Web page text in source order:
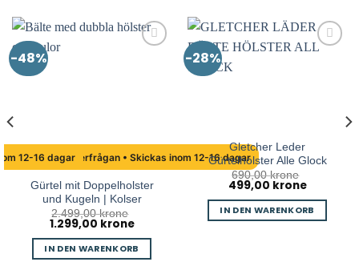
-48%
Hög efterfrågan • Skickas inom 12-16 dagar
Gürtel mit Doppelholster
und Kugeln | Kolser
2.499,00krone
Ursprünglicher
war:
2.499,00 kr
1.299,00 kroneAktueller
ist:
1.299,00 kr.
IN DEN WARENKORB
-28%
Gletcher Leder
Gürtelholster Alle Glock
690,00krone
Ursprünglicher
war:
690,00 kr
499,00 kroneAktueller
ist:
499,00 kr.
IN DEN WARENKORB
12-16 dagar